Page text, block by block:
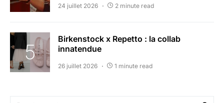
24 juillet 2026 2 minute read
Birkenstock x Repetto : la collab
innatendue
26 juillet 2026 1 minute read